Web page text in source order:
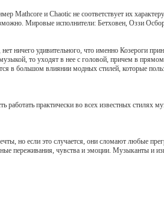
и Chaotic не соответствует их
Мировые исполнители: Бетховен, Оззи
ничего удивительного, что именно Козероги
то уходят в нее с головой, причем в
в большом влиянии модных стилей, которые
практически во всех известных стилях
но если это случается, они сломают любые
переживания, чувства и эмоции. Музыканты и